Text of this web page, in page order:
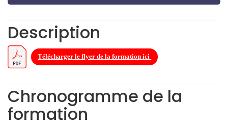
Description
Télécharger le flyer de la formation ici
Chronogramme de la
formation